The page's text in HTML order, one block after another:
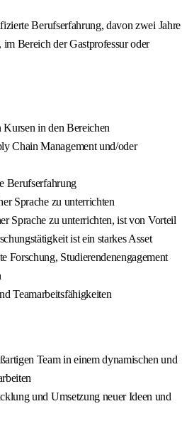
Berufserfahrung, davon zwei Jahre
Bereich der Gastprofessur oder
in den Bereichen
Chain Management und/oder
Berufserfahrung
Sprache zu unterrichten
Sprache zu unterrichten, ist von Vorteil
ist ein starkes Asset
Forschung, Studierendenengagement
Teamarbeitsfähigkeiten
Team in einem dynamischen und
und Umsetzung neuer Ideen und